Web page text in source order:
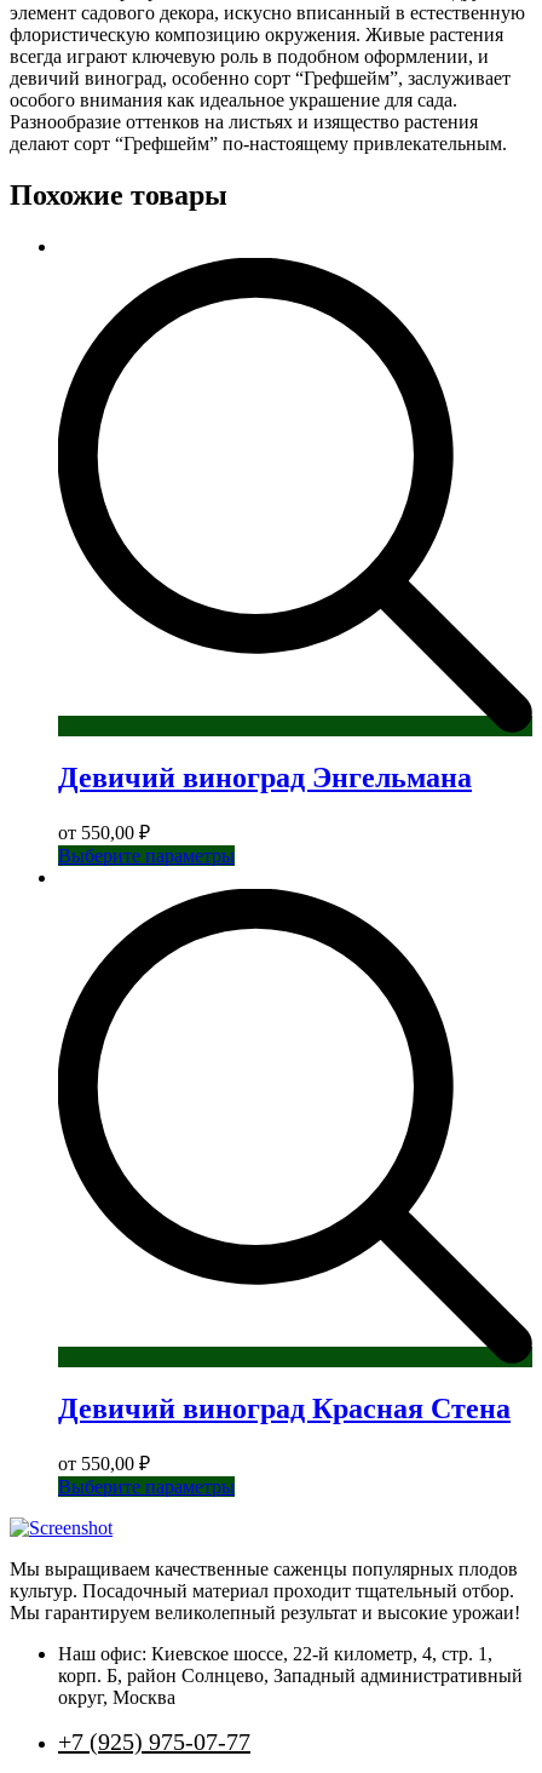
элемент садового декора, искусно вписанный в естественную
флористическую композицию окружения. Живые растения
всегда играют ключевую роль в подобном оформлении, и
девичий виноград, особенно сорт “Грефшейм”, заслуживает
особого внимания как идеальное украшение для сада.
Разнообразие оттенков на листьях и изящество растения
делают сорт “Грефшейм” по-настоящему привлекательным.
Похожие товары
Девичий виноград Энгельмана
от 550,00 ₽
Выберите параметрыЭтот
вариаций.
Девичий виноград Красная Стена
от 550,00 ₽
Выберите параметрыЭтот
вариаций.
Опции
можно
на
странице
Мы выращиваем качественные саженцы популярных плодов
культур. Посадочный материал проходит тщательный отбор.
Мы гарантируем великолепный результат и высокие урожаи!
Наш офис: Киевское шоссе, 22-й километр, 4, стр. 1,
корп. Б, район Солнцево, Западный административный
округ, Москва
+7 (925) 975-07-77